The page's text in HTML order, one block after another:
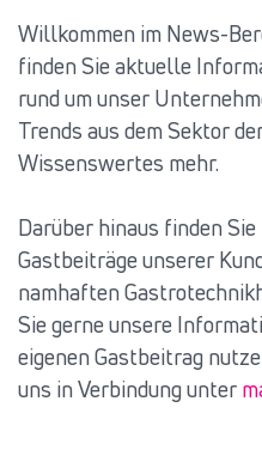
Willkommen im News-
finden Sie aktuelle
rund um unser
Trends aus dem Sektor
Wissenswertes mehr.
Darüber hinaus finden
Gastbeiträge unserer
namhaften
Sie gerne unsere
eigenen Gastbeitrag
uns in Verbindung unter